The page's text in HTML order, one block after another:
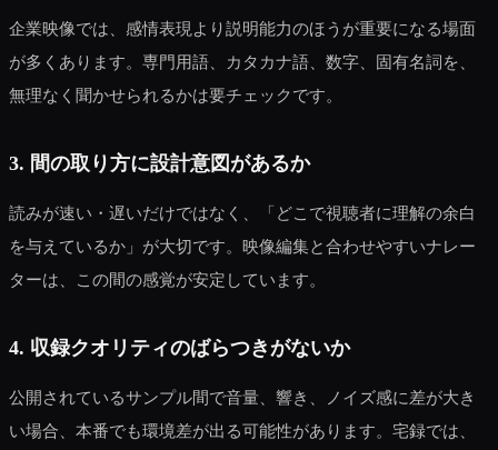
企業映像では、感情表現より説明能力のほうが重要になる場面
が多くあります。専門用語、カタカナ語、数字、固有名詞を、
無理なく聞かせられるかは要チェックです。
3. 間の取り方に設計意図があるか
読みが速い・遅いだけではなく、「どこで視聴者に理解の余白
を与えているか」が大切です。映像編集と合わせやすいナレー
ターは、この間の感覚が安定しています。
4. 収録クオリティのばらつきがないか
公開されているサンプル間で音量、響き、ノイズ感に差が大き
い場合、本番でも環境差が出る可能性があります。宅録では、